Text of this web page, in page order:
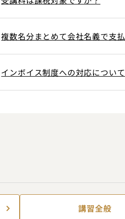
複数名分まとめて会社名義で支
インボイス制度への対応について
講習全般